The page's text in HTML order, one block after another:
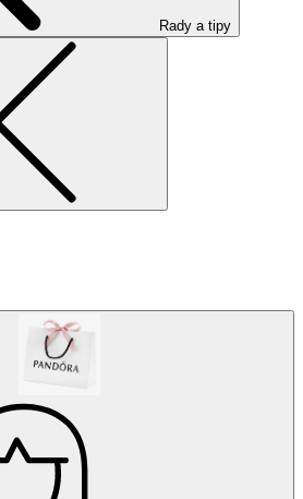
Rady a tipy